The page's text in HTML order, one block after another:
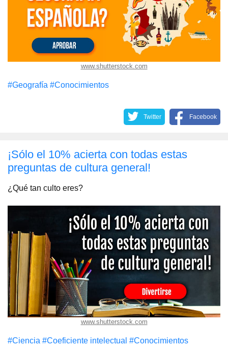
www.shutterstock.com
#Geografía #Conocimientos
Twitter Facebook
¡Sólo el 10% acierta con todas estas
preguntas de cultura general!
¿Qué tan culto eres?
www.shutterstock.com
#Сiencia #Coeficiente intelectual #Conocimientos